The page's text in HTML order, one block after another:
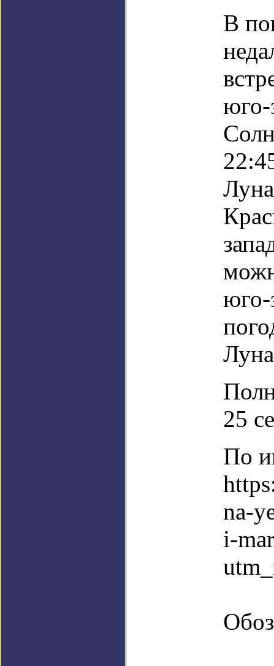
В
юго-
юго-
25
По
na-
i-